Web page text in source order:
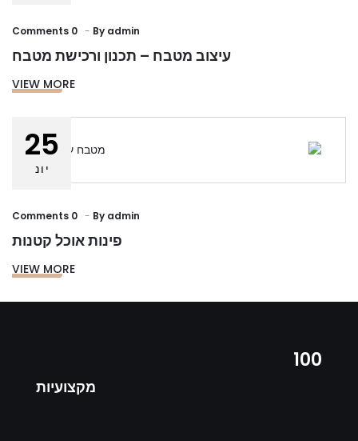
By admin
0 Comments
עיצוב מטבח – תכנון ורכישת מטבח
VIEW MORE
25
יונ
By admin
0 Comments
פינות אוכל קטנות
VIEW MORE
100
מקצועיות